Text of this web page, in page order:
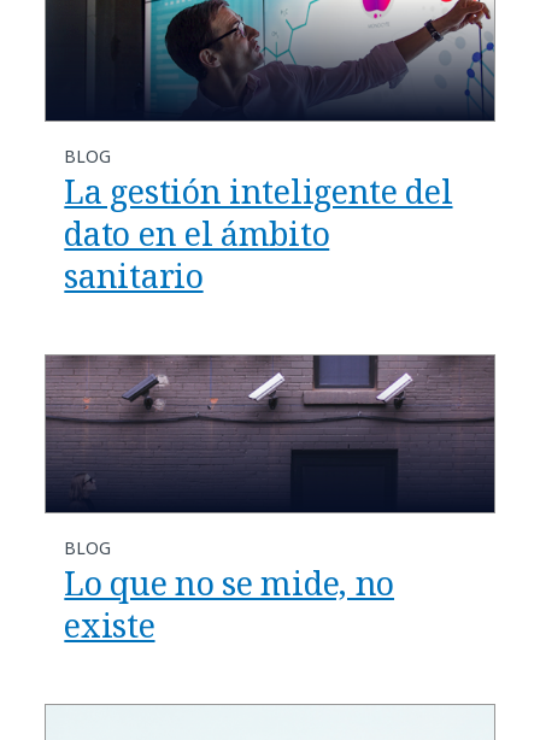
BLOG
La gestión inteligente del
dato en el ámbito
sanitario
BLOG
Lo que no se mide, no
existe